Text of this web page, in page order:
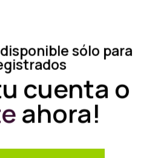
sólo para
cuenta o
ahora!